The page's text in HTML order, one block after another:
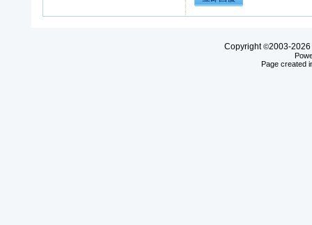
Copyright©2003-2026
Page created